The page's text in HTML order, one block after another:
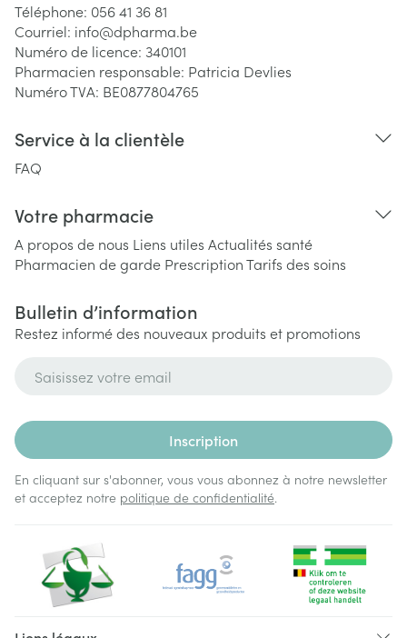
Téléphone: 056 41 36 81
Courriel: info@dpharma.be
Numéro de licence: 340101
Pharmacien responsable: Patricia Devlies
Numéro TVA: BE0877804765
Service à la clientèle
FAQ
Votre pharmacie
A propos de nous Liens utiles Actualités santé
Pharmacien de garde PrescriptionTarifs des soins
Bulletin d’information
Restez informé des nouveaux produits et promotions
Inscription
En cliquant sur s'abonner, vous vous abonnez à notre newsletter
et acceptez notre politique de confidentialité.